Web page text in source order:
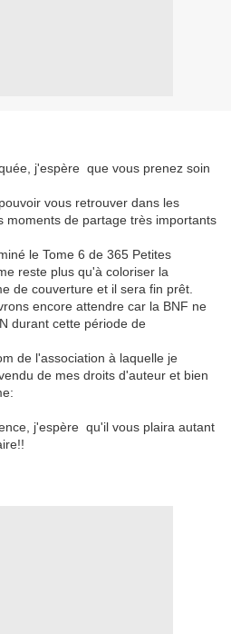
j'espère que vous prenez soin
vous retrouver dans les
moments de partage très importants
le Tome 6 de 365 Petites
reste plus qu'à coloriser la
de couverture et il sera fin prêt.
encore attendre car la BNF ne
durant cette période de
de l'association à laquelle je
de mes droits d'auteur et bien
j'espère qu'il vous plaira autant